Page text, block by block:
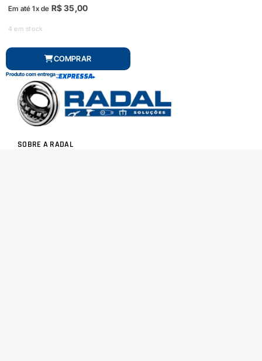
Em até 1x de R$35,00
4 em stock
COMPRAR
Produto com entrega
SOBRE A RADAL